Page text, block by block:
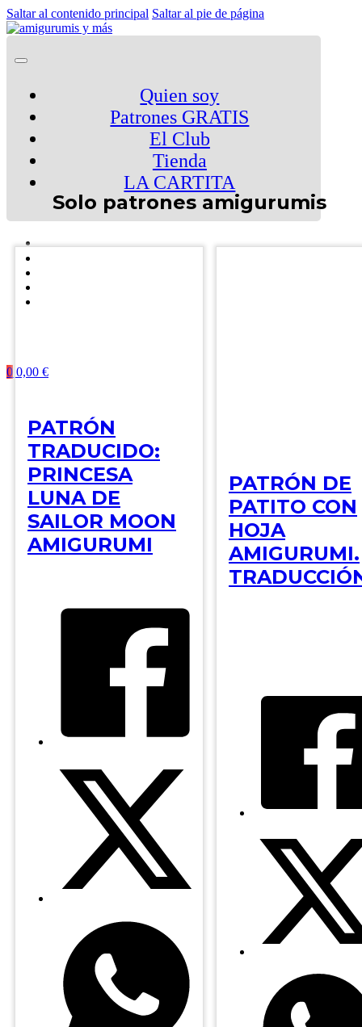
Saltar al contenido principal Saltar al pie de página
Quien soy
Patrones GRATIS
El Club
Tienda
LA CARTITA
0 0,00 €
Solo patrones amigurumis
PATRÓN
TRADUCIDO:
PRINCESA
LUNA DE
SAILOR MOON
AMIGURUMI
PATRÓN DE
PATITO CON
HOJA
AMIGURUMI.